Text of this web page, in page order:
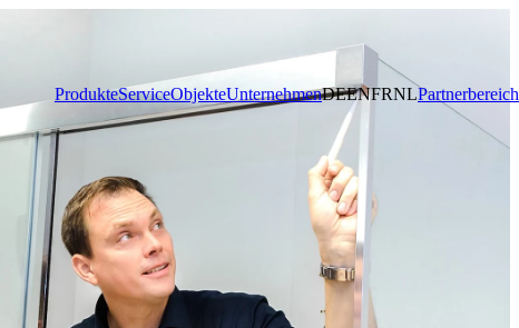
ProdukteServiceObjekteUnternehmenDEENFRNLPartnerbereich